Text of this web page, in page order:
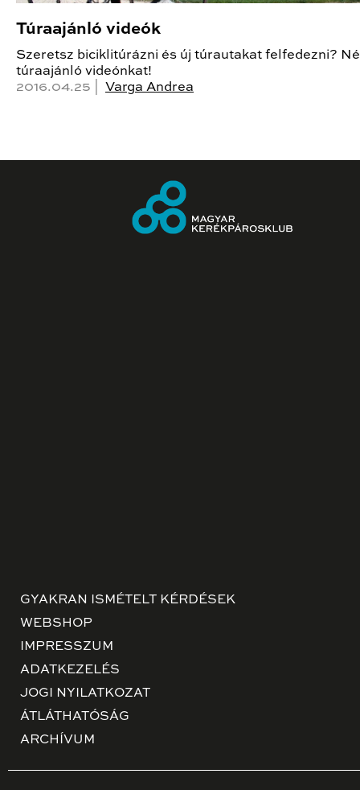
Túraajánló videók
Szeretsz biciklitúrázni és új túrautakat felfedezni?
túraajánló videónkat!
2016.04.25 | Varga Andrea
GYAKRAN ISMÉTELT KÉRDÉSEK
WEBSHOP
IMPRESSZUM
ADATKEZELÉS
JOGI NYILATKOZAT
ÁTLÁTHATÓSÁG
ARCHÍVUM